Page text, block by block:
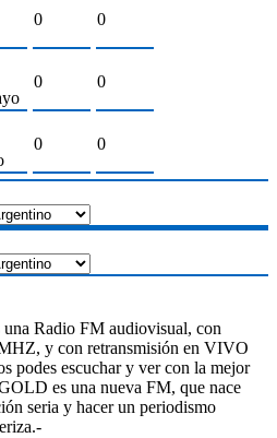
0 0
0 0
0 0
Radio FM audiovisual, con
y con retransmisión en VIVO
podes escuchar y ver con la mejor
es una nueva FM, que nace
seria y hacer un periodismo